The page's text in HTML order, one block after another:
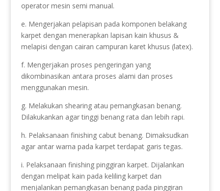
operator mesin semi manual.
e. Mengerjakan pelapisan pada komponen belakang
karpet dengan menerapkan lapisan kain khusus &
melapisi dengan cairan campuran karet khusus (latex).
f. Mengerjakan proses pengeringan yang
dikombinasikan antara proses alami dan proses
menggunakan mesin.
g. Melakukan shearing atau pemangkasan benang.
Dilakukankan agar tinggi benang rata dan lebih rapi.
h. Pelaksanaan finishing cabut benang. Dimaksudkan
agar antar warna pada karpet terdapat garis tegas.
i. Pelaksanaan finishing pinggiran karpet. Dijalankan
dengan melipat kain pada keliling karpet dan
menjalankan pemangkasan benang pada pinggiran